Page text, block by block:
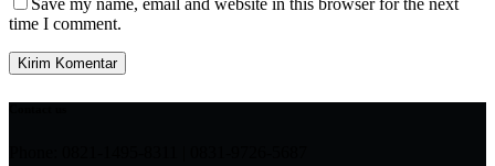
time I comment.
Kirim Komentar